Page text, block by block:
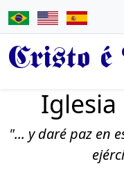
Cristo é
Iglesia
"... y daré paz en